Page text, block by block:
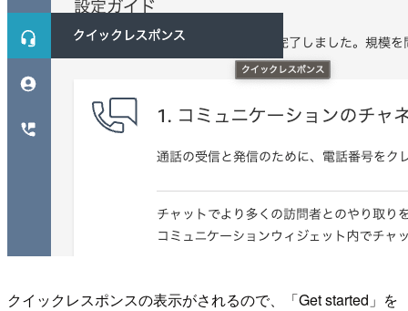
クイックレスポンスの表示がされるので、「Get started」を